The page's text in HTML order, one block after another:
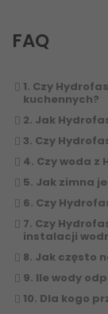
FAQ
1. Czy
kuchennych?
2. Jak
3. Czy
4. Czy woda
5. Jak zimna
6. Czy
7. Czy
instalacji
8. Jak często
9. Ile wody
10. Dla kogo